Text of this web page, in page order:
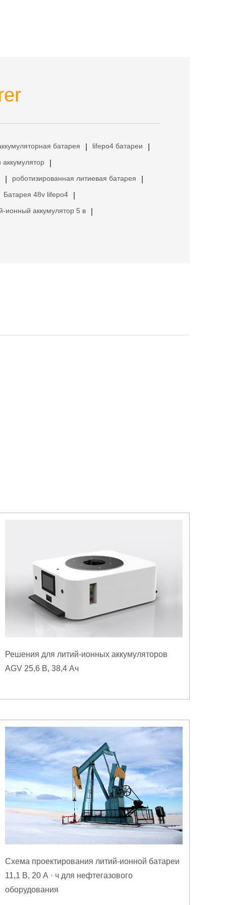
батарея lifepo4 батареи
аккумулятор
роботизированная литиевая батарея
Батарея 48v lifepo4
ионный аккумулятор 5 в
Решения для литий-ионных аккумуляторов
AGV 25,6 В, 38,4 Ач
Схема проектирования литий-ионной батареи
11,1 В, 20 А · ч для нефтегазового
оборудования